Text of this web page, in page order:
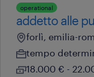
operational
addetto alle
forlì, emilia-
tempo
18.000 € -